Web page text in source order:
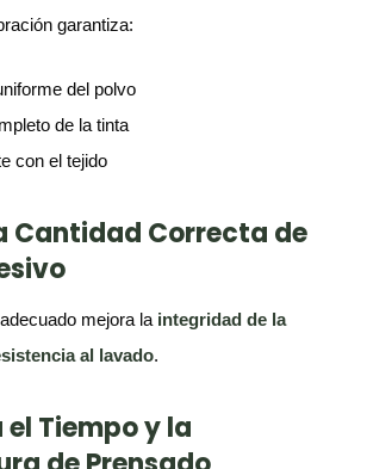
garantiza:
del polvo
de la tinta
con el tejido
Cantidad Correcta de
mejora la integridad de la
al lavado.
el Tiempo y la